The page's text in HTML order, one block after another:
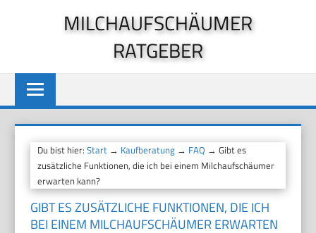
MILCHAUFSCHÄUMER
RATGEBER
Du bist hier:Start → Kaufberatung → FAQ → Gibt es
zusätzliche Funktionen, die ich bei einem Milchaufschäumer
erwarten kann?
GIBT ES ZUSÄTZLICHE FUNKTIONEN, DIE ICH
BEI EINEM MILCHAUFSCHÄUMER ERWARTEN